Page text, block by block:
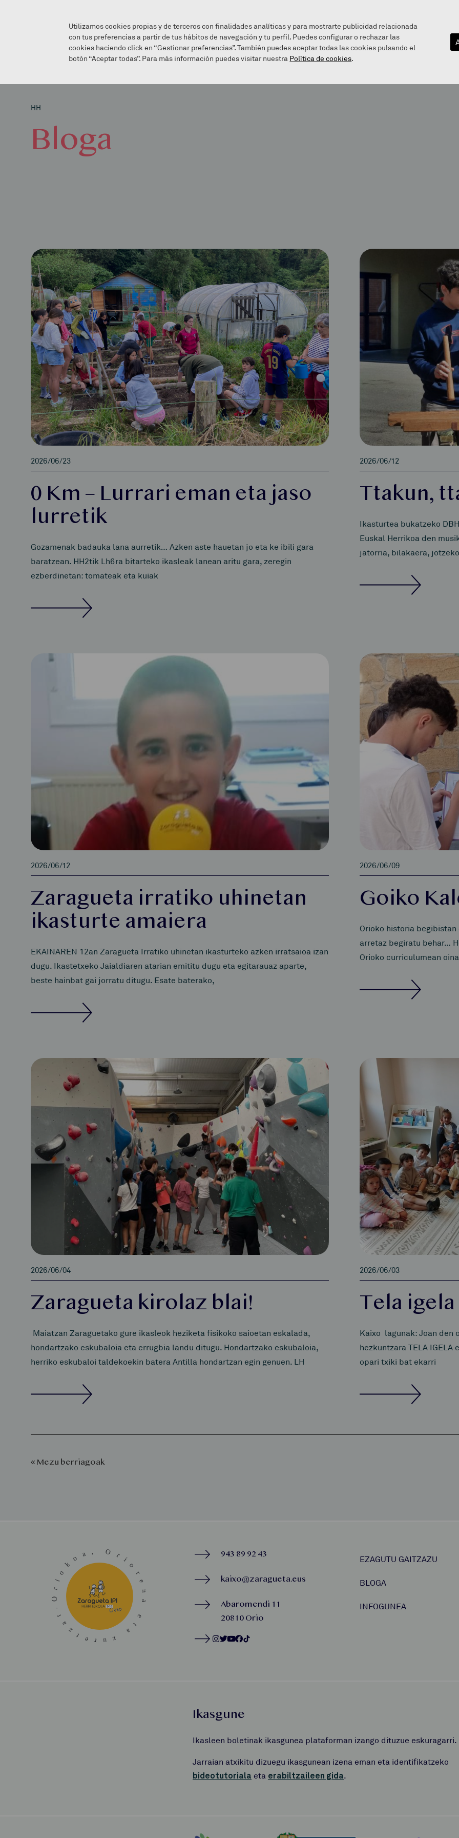
EZAGUTU GAITZAZU INFOGUNEA BALEAREN
HH
Bloga
2026/06/23
0 Km – Lurrari eman eta jaso
lurretik
Gozamenak badauka lana aurretik… Azken aste hauetan jo eta ke ibili gara
baratzean. HH2tik Lh6ra bitarteko ikasleak lanean aritu gara, zeregin
ezberdinetan: tomateak eta kuiak
2026/06/12
Ttakun,
Ikasturtea bukatzeko
Euskal Herrikoa den
jatorria, bilakaera,
2026/06/12
Zaragueta irratiko uhinetan
ikasturte amaiera
EKAINAREN 12an Zaragueta Irratiko uhinetan ikasturteko azken irratsaioa izan
dugu. Ikastetxeko Jaialdiaren atarian emititu dugu eta egitarauaz aparte,
beste hainbat gai jorratu ditugu. Esate baterako,
2026/06/09
Goiko
Orioko historia
arretaz begiratu behar…
Orioko curriculumean
2026/06/04
Zaragueta kirolaz blai!
Maiatzan Zaraguetako gure ikasleok heziketa fisikoko saioetan eskalada,
hondartzako eskubaloia eta errugbia landu ditugu. Hondartzako eskubaloia,
herriko eskubaloi taldekoekin batera Antilla hondartzan egin genuen. LH
2026/06/03
Tela
Kaixo lagunak: Joan den
hezkuntzara TELA
opari txiki bat ekarri
« Mezu berriagoak
943 89 92 43
kaixo@zaragueta.eus
Abaromendi 11
20810 Orio
EZAGUTU GAITZAZU
BLOGA
INFOGUNEA
Ikasgune
Ikasleen boletinak ikasgunea plataforman izango dituzue eskuragarri.
Jarraian atxikitu dizuegu ikasgunean izena eman eta identifikatzeko
bideotutoriala eta erabiltzaileen gida.
Utilizamos cookies propias y de terceros con finalidades analíticas y para mostrarte publicidad relacionada
con tus preferencias a partir de tus hábitos de navegación y tu perfil. Puedes configurar o rechazar las
cookies haciendo click en “Gestionar preferencias”. También puedes aceptar todas las cookies pulsando el
botón “Aceptar todas”. Para más información puedes visitar nuestra Política de cookies.